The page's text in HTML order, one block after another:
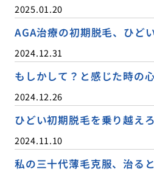
2025.01.20
AGA治療の初期脱毛、ひど
2024.12.31
もしかして？と感じた時の
2024.12.26
ひどい初期脱毛を乗り越え
2024.11.10
私の三十代薄毛克服、治る